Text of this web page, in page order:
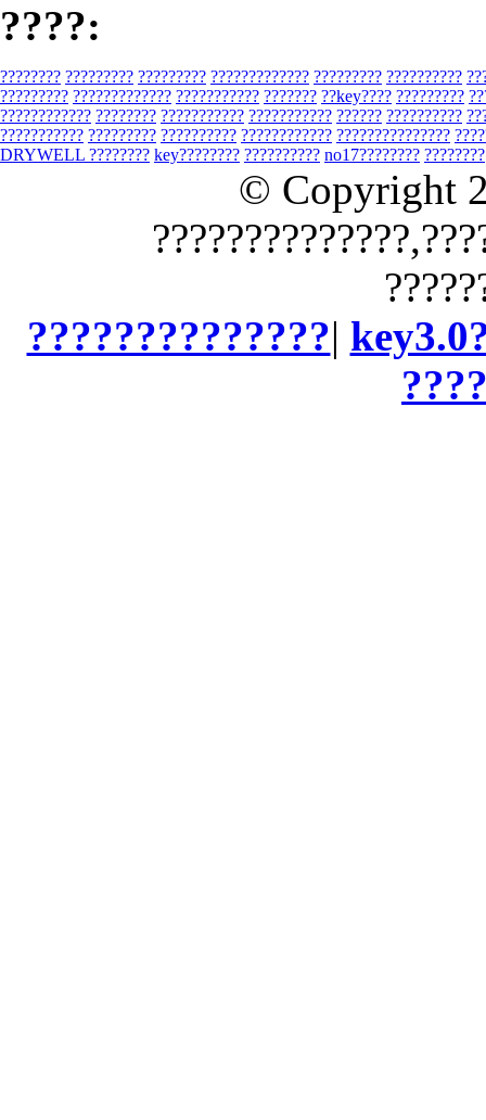
????:
???????? ????????? ????????? ????????????? ????????? ??????????
????????? ????????????? ??????????? ??????? ??key???? ?????????
???????????? ???????? ??????????? ??????????? ?????? ??????????
??????????? ????????? ?????????? ???????????? ???????????????
DRYWELL ???????? key???????? ?????????? no17???????? ????????
© Copyright
??????????????|